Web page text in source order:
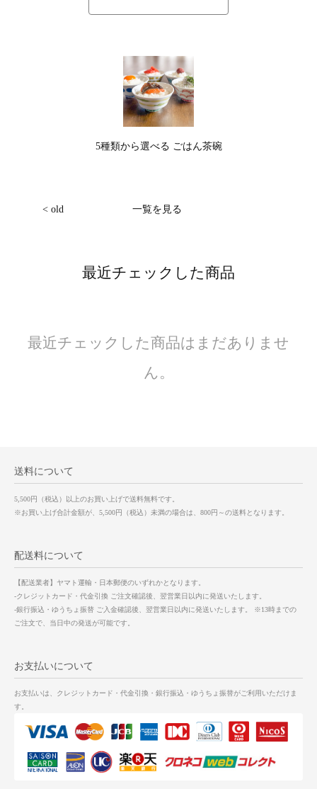
5種類から選べる ごはん茶碗
< old 一覧を見る
最近チェックした商品
最近チェックした商品はまだありませ
ん。
送料について
5,500円（税込）以上のお買い上げで送料無料です。
※お買い上げ合計金額が、5,500円（税込）未満の場合は、800円～の送料となります。
配送料について
【配送業者】ヤマト運輸・日本郵便のいずれかとなります。
-クレジットカード・代金引換 ご注文確認後、翌営業日以内に発送いたします。
-銀行振込・ゆうちょ振替 ご入金確認後、翌営業日以内に発送いたします。 ※13時までの
ご注文で、当日中の発送が可能です。
お支払いについて
お支払いは、クレジットカード・代金引換・銀行振込・ゆうちょ振替がご利用いただけま
す。